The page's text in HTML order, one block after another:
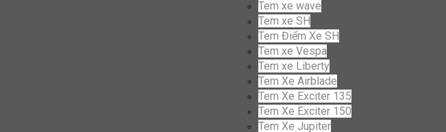
Tem xe wave
Tem xe SH
Tem Điểm Xe SH
Tem xe Vespa
Tem xe Liberty
Tem Xe Airblade
Tem Xe Exciter 135
Tem Xe Exciter 150
Tem Xe Jupiter